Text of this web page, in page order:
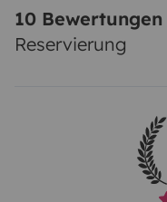
10 Bewertungen
Reservierung